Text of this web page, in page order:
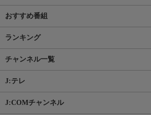
おすすめ番組
ランキング
チャンネル一覧
J:テレ
J:COMチャンネル